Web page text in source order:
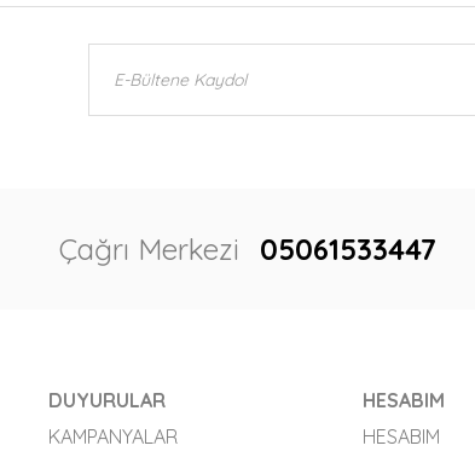
Çağrı Merkezi 05061533447
DUYURULAR
KAMPANYALAR
HESABIM
HESABIM